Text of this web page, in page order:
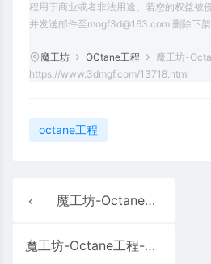
程用于商业或者非法用途。若您的权益被
并发送邮件至mogf3d@163.com 删除下架
魔工坊 OCtane工程
魔工坊-
https://www.3dmgf.com/13718.html
octane工程
魔工坊-Octane工程-纳米喷雾补水仪10
魔工坊-Octane工程-房间显示器